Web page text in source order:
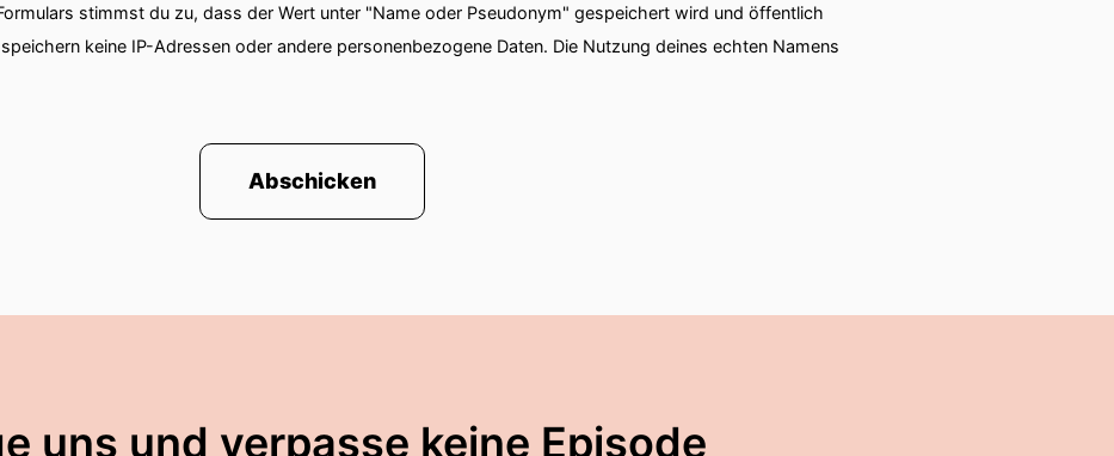
stimmst du zu, dass der Wert unter "Name oder Pseudonym" gespeichert wird und öffentlich
keine IP-Adressen oder andere personenbezogene Daten. Die Nutzung deines echten Namens
Abschicken
uns und verpasse keine Episode